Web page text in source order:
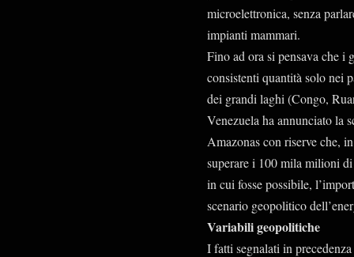
microelettronica, senza
impianti mammari.
Fino ad ora si pensava che i
consistenti quantità solo nei
dei grandi laghi (Congo,
Venezuela ha annunciato la
Amazonas con riserve che,
superare i 100 mila milioni
in cui fosse possibile,
scenario geopolitico
Variabili geopolitiche
I fatti segnalati in